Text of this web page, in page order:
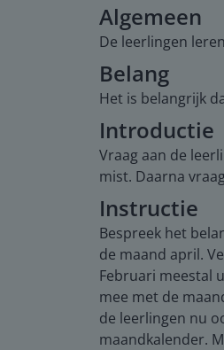
Algemeen
De leerlingen
Belang
Het is belangrijk
Introductie
Vraag aan de
mist. Daarna
Instructie
Bespreek het
de maand april.
Februari meestal
mee met de
de leerlingen nu
maandkalender.